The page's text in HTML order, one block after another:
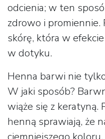
odcienia; w ten
zdrowo i promiennie.
skórę, która w
w dotyku.
Henna barwi nie
W jaki sposób?
wiąże się z keratyną.
henną sprawiają, że